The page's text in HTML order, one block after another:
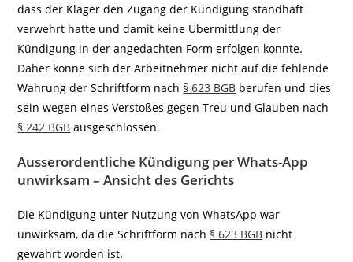
dass der Kläger den Zugang der Kündigung standhaft
verwehrt hatte und damit keine Übermittlung der
Kündigung in der angedachten Form erfolgen konnte.
Daher könne sich der Arbeitnehmer nicht auf die fehlende
Wahrung der Schriftform nach § 623 BGB berufen und dies
sein wegen eines Verstoßes gegen Treu und Glauben nach
§ 242 BGB ausgeschlossen.
Ausserordentliche Kündigung per Whats-App
unwirksam – Ansicht des Gerichts
Die Kündigung unter Nutzung von WhatsApp war
unwirksam, da die Schriftform nach § 623 BGB nicht
gewahrt worden ist.